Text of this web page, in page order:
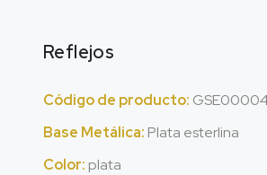
Reflejos
Código de producto:
Base Metálica: Plata esterlina
Color: plata